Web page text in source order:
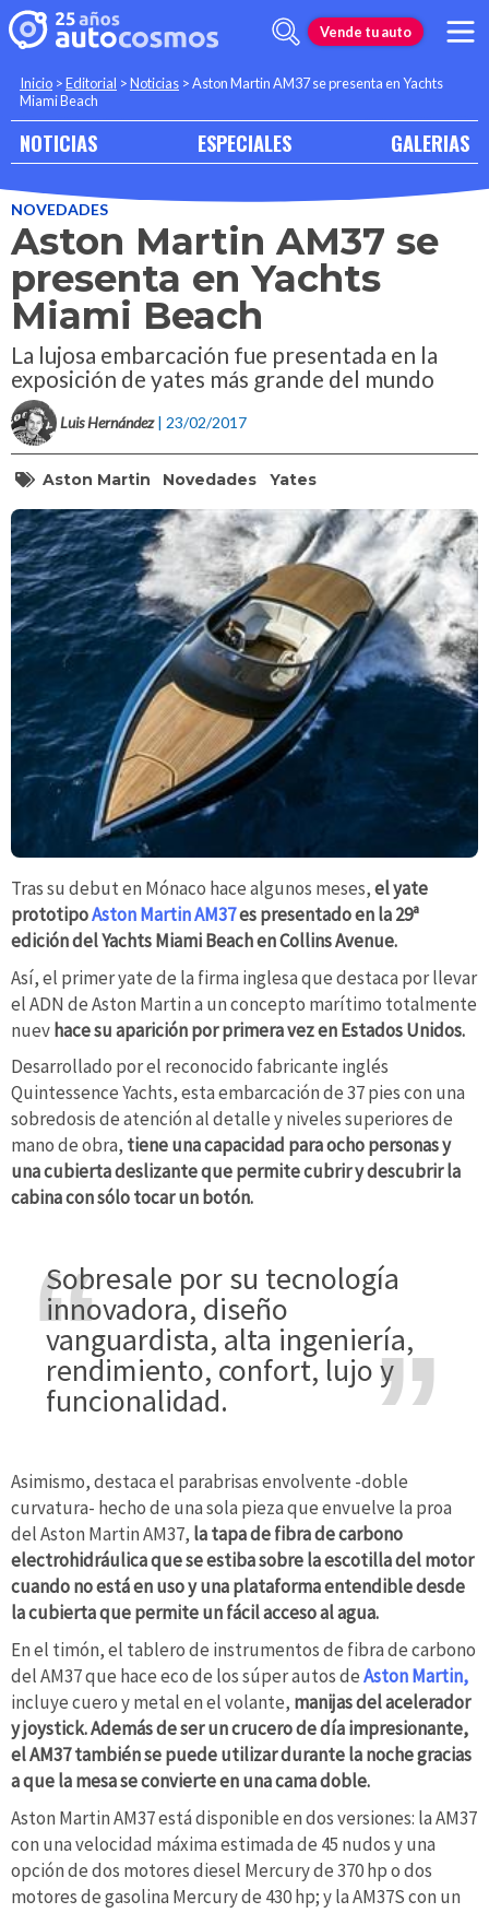
Vende tu auto
Inicio >Editorial >Noticias >Aston Martin AM37 se presenta en Yachts
Miami Beach
NOTICIAS ESPECIALES GALERIAS
NOVEDADES
Aston Martin AM37 se
presenta en Yachts
Miami Beach
La lujosa embarcación fue presentada en la
exposición de yates más grande del mundo
Luis Hernández | 23/02/2017
Aston Martin Novedades Yates
Tras su debut en Mónaco hace algunos meses,el yate
prototipoAston Martin AM37es presentado en la 29ª
edición del Yachts Miami Beach en Collins Avenue.
Así, el primer yate de la firma inglesa que destaca por llevar
el ADN de Aston Martin a un concepto marítimo totalmente
nuev hace su aparición por primera vez en Estados Unidos.
Desarrollado por el reconocido fabricante inglés
Quintessence Yachts, esta embarcación de 37 pies con una
sobredosis de atención al detalle y niveles superiores de
mano de obra, tiene una capacidad para ocho personas y
una cubierta deslizante que permite cubrir y descubrir la
cabina con sólo tocar un botón.
Sobresale por su tecnología
innovadora, diseño
vanguardista, alta ingeniería,
rendimiento, confort, lujo y
funcionalidad.
Asimismo, destaca el parabrisas envolvente -doble
curvatura- hecho de una sola pieza que envuelve la proa
del Aston Martin AM37, la tapa de fibra de carbono
electrohidráulica que se estiba sobre la escotilla del motor
cuando no está en uso y una plataforma entendible desde
la cubierta que permite un fácil acceso al agua.
En el timón, el tablero de instrumentos de fibra de carbono
del AM37 que hace eco de los súper autos deAston Martin,
incluye cuero y metal en el volante, manijas del acelerador
y joystick. Además de ser un crucero de día impresionante,
el AM37 también se puede utilizar durante la noche gracias
a que la mesa se convierte en una cama doble.
Aston Martin AM37 está disponible en dos versiones: la AM37
con una velocidad máxima estimada de 45 nudos y una
opción de dos motores diesel Mercury de 370 hp o dos
motores de gasolina Mercury de 430 hp; y la AM37S con un